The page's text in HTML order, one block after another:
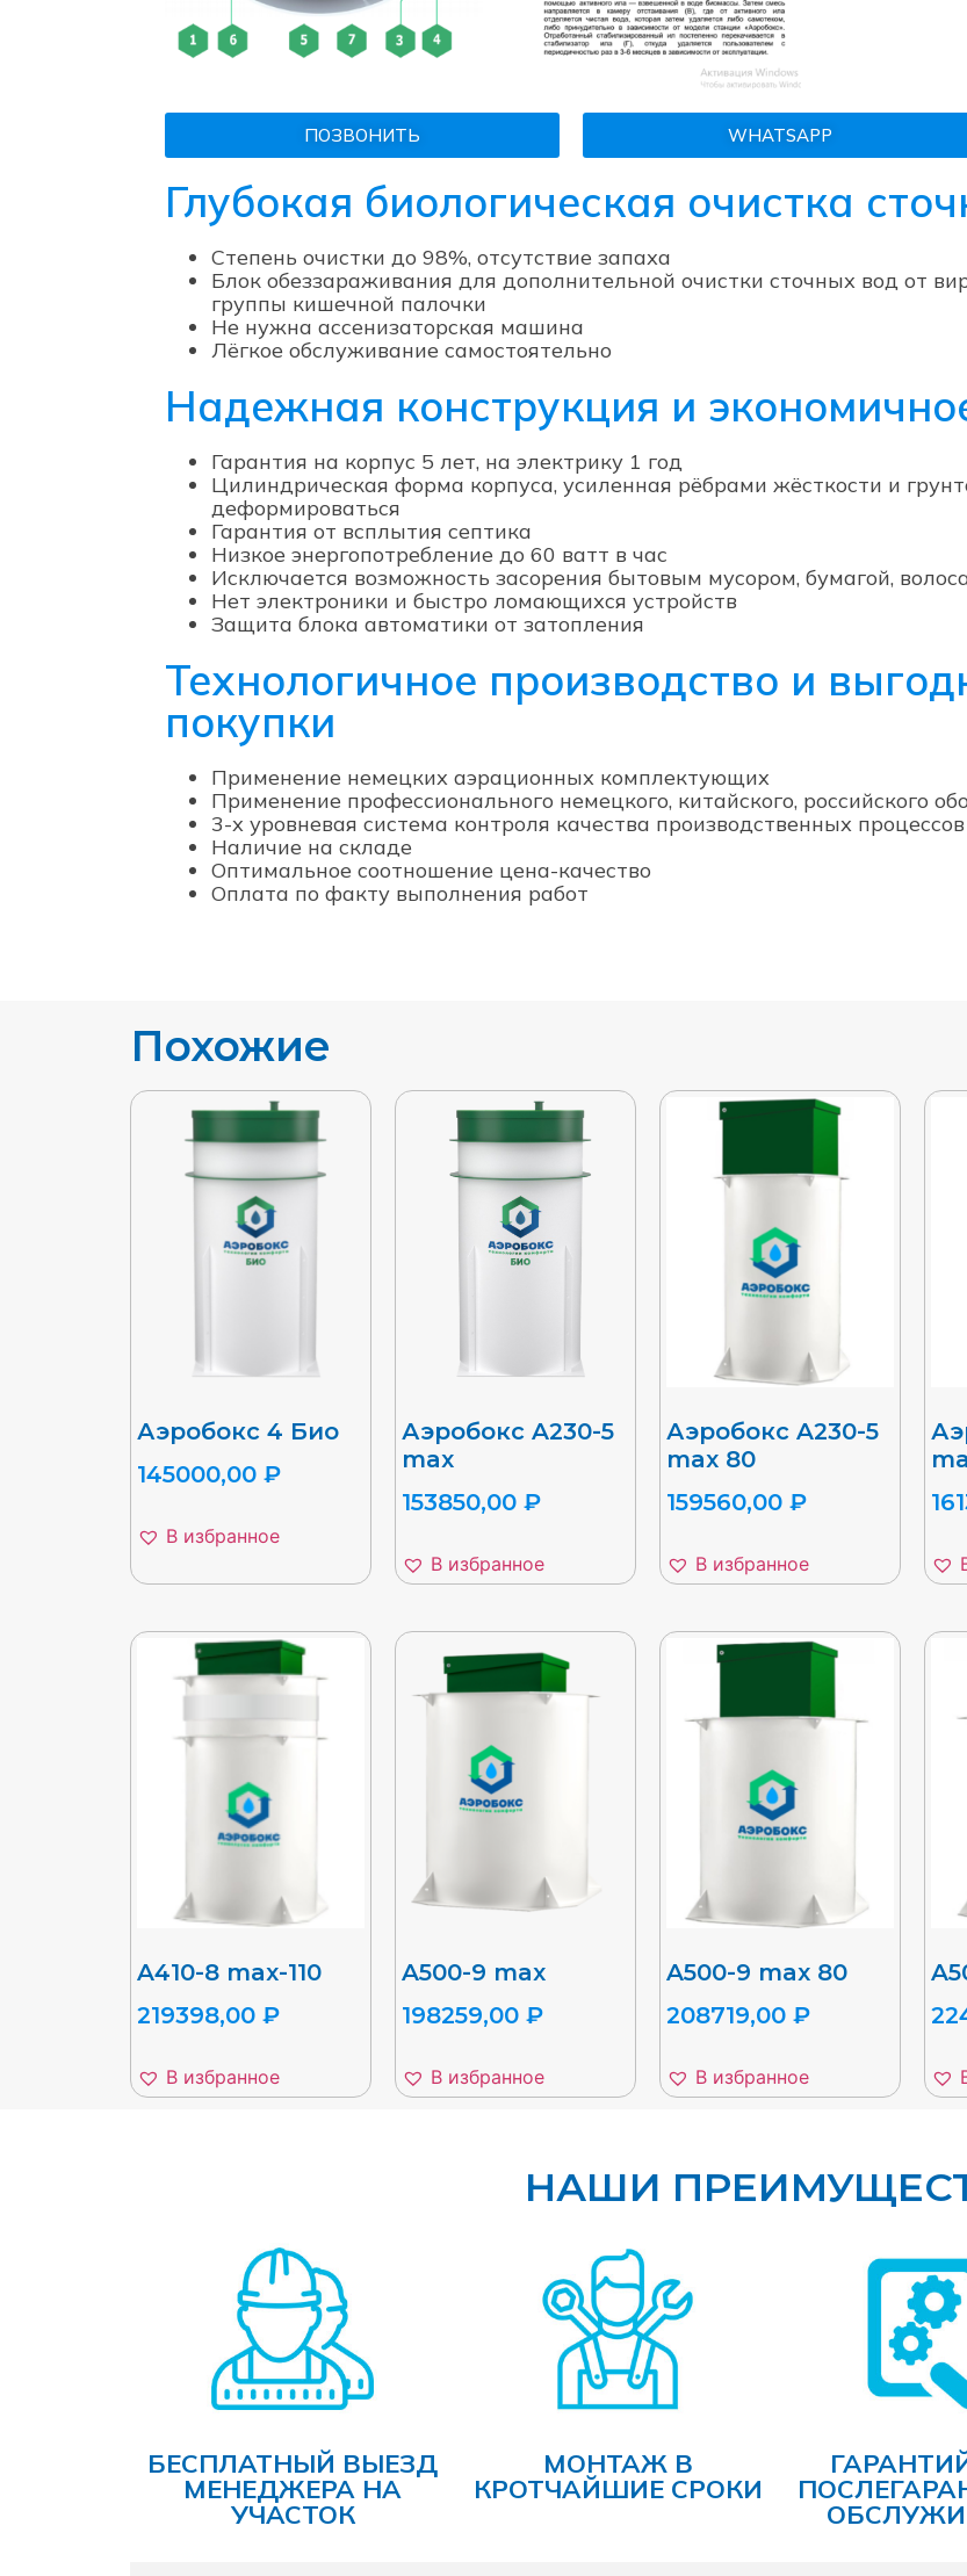
ПОЗВОНИТЬ WHATSAPP
Глубокая биологическая очистка
Степень очистки до 98%, отсутствие запаха
Блок обеззараживания для дополнительной очистки сточных вод от
группы кишечной палочки
Не нужна ассенизаторская машина
Лёгкое обслуживание самостоятельно
Надежная конструкция и
Гарантия на корпус 5 лет, на электрику 1 год
Цилиндрическая форма корпуса, усиленная рёбрами жёсткости и
деформироваться
Гарантия от всплытия септика
Низкое энергопотребление до 60 ватт в час
Исключается возможность засорения бытовым мусором, бумагой,
Нет электроники и быстро ломающихся устройств
Защита блока автоматики от затопления
Технологичное производство и
покупки
Применение немецких аэрационных комплектующих
Применение профессионального немецкого, китайского, российского
3-х уровневая система контроля качества производственных процессов
Наличие на складе
Оптимальное соотношение цена-качество
Оплата по факту выполнения работ
Похожие
Аэробокс 4 Био
145000,00 ₽
В избранное
Аэробокс A230-5
max
153850,00 ₽
В избранное
Аэробокс A230-5
max 80
159560,00 ₽
В избранное
A410-8 max-110
219398,00 ₽
В избранное
A500-9 max
198259,00 ₽
В избранное
A500-9 max 80
208719,00 ₽
В избранное
НАШИ
БЕСПЛАТНЫЙ ВЫЕЗД
МЕНЕДЖЕРА НА
УЧАСТОК
МОНТАЖ В
КРОТЧАЙШИЕ СРОКИ